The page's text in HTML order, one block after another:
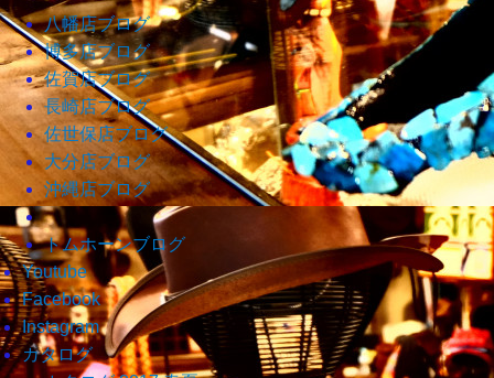
八幡店ブログ
博多店ブログ
佐賀店ブログ
長崎店ブログ
佐世保店ブログ
大分店ブログ
沖縄店ブログ
トムホーンブログ
Youtube
Facebook
Instagram
カタログ